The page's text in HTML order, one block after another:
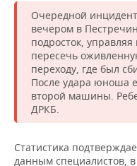
ВОЛЕЙБОЛ
КИБЕРСПОРТ
ФИГУРНОЕ КАТАНИЕ
ВОДНЫЕ ВИДЫ
ХОККЕЙ С МЯЧОМ
ИСТОРИЯ
КУЛЬТУРА
МЕДИЦИНА
ОБРАЗОВАНИЕ
ПРОИСШЕСТВИЯ
СПИСОК ПЕРСОН
СПИСОК КОМПАНИЙ
ПОЛНАЯ ВЕРСИЯ
Очередной
вечером в
подросток,
пересечь
переходу, где был
После удара юноша
второй машины.
ДРКБ.
Статистика
данным специалистов,